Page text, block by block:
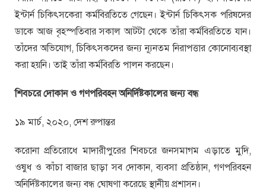
ইন্টার্ন চিকিৎসকেরা কর্মবিরতিতে গেছেন। ইন্টার্ন চিকিৎসক পরিষদের
ডাকে আজ বৃহস্পতিবার সকাল আটটা থেকে তাঁরা কর্মবিরতিতে যান।
তাঁদের অভিযোগ, চিকিৎসকদের জন্য ন্যূনতম নিরাপত্তার কোনোব্যবস্থা
করা হয়নি। তাই তাঁরা কর্মবিরতি পালন করছেন।
শিবচরে দোকান ও গণপরিবহন অনির্দিষ্টকালের জন্য বন্ধ
১৯ মার্চ, ২০২০, দেশ রুপান্তর
করোনা প্রতিরোধে মাদারীপুরের শিবচরে জনসমাগম এড়াতে মুদি,
ওষুধ ও কাঁচা বাজার ছাড়া সব দোকান, ব্যবসা প্রতিষ্ঠান, গণপরিবহন
অনির্দিষ্টকালের জন্য বন্ধ ঘোষণা করেছে স্থানীয় প্রশাসন।